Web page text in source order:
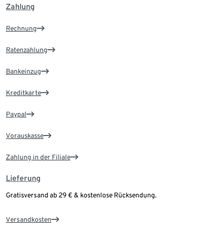
Zahlung
Rechnung
Ratenzahlung
Bankeinzug
Kreditkarte
Paypal
Vorauskasse
Zahlung in der Filiale
Lieferung
Gratisversand ab 29 € & kostenlose Rücksendung.
Versandkosten